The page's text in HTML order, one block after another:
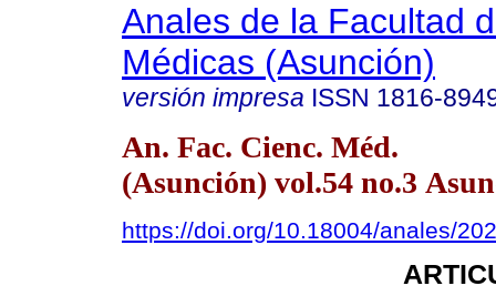
Anales de la Facultad
Médicas (Asunción)
versión impresa ISSN 1816-
An. Fac. Cienc. Méd.
(Asunción) vol.54 no.3
https://doi.org/10.18004/anales/